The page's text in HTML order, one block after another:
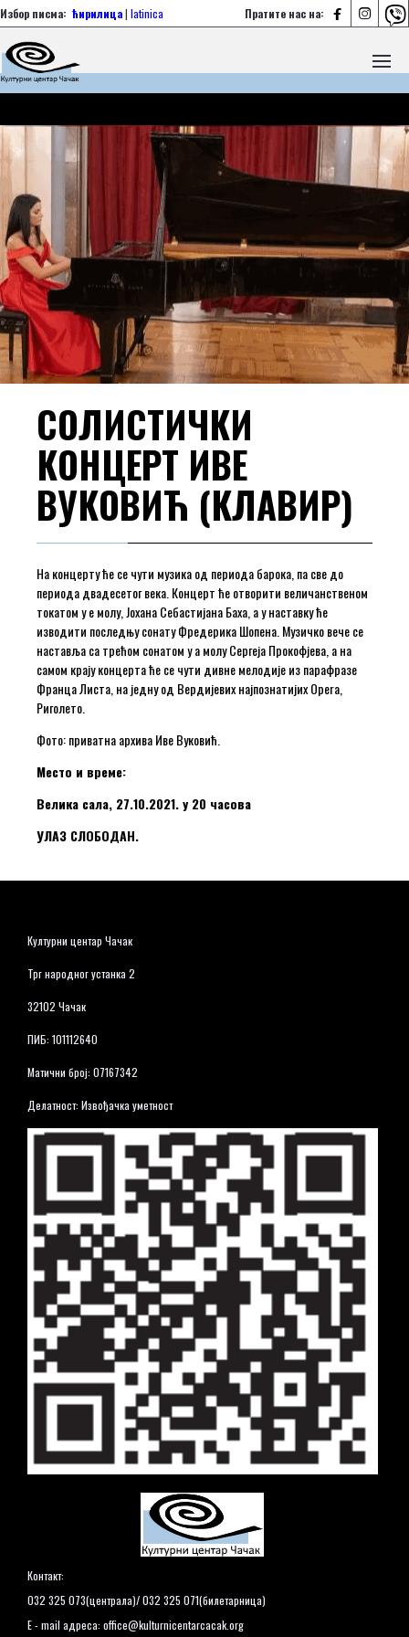
Пратите нас на:   
Избор писма: ћирилица| latinica
СОЛИСТИЧКИ
КОНЦЕРТ ИВЕ
ВУКОВИЋ (КЛАВИР)
На концерту ће се чути музика од периода барока, па све до
периода двадесетог века. Концерт ће отворити величанственом
токатом у е молу, Јохана Себастијана Баха, а у наставку ће
изводити последњу сонату Фредерика Шопена. Музичко вече се
наставља са трећом сонатом у а молу Сергеја Прокофјева, а на
самом крају концерта ће се чути дивне мелодије из парафразе
Франца Листа, на једну од Вердијевих најпознатијих Opera,
Риголето.
Фото: приватна архива Иве Вуковић.
Место и време:
Велика сала, 27.10.2021. у 20 часова
УЛАЗ СЛОБОДАН.
Културни центар Чачак
Трг народног устанка 2
32102 Чачак
ПИБ: 101112640
Матични број: 07167342
Делатност: Извођачка уметност
Контакт:
032 325 073(централа)/ 032 325 071(билетарница)
E - mail адреса: office@kulturnicentarcacak.org